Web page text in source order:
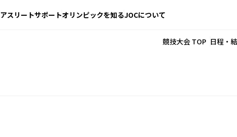
アスリートサポートオリンピックを知るJOCについて
競技大会 TOP 日程・